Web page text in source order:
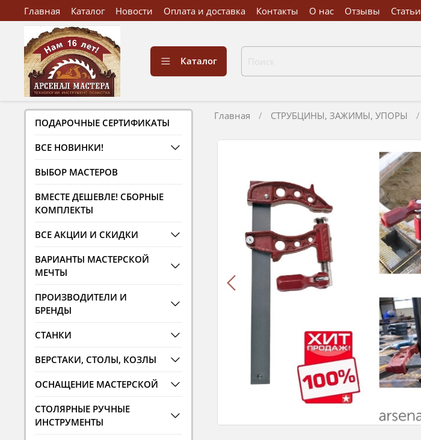
Главная Каталог Новости Оплата и доставка Контакты О нас Отзывы Статьи
Каталог
Главная СТРУБЦИНЫ, ЗАЖИМЫ, УПОРЫ
ПОДАРОЧНЫЕ СЕРТИФИКАТЫ
ВСЕ НОВИНКИ!
ВЫБОР МАСТЕРОВ
ВМЕСТЕ ДЕШЕВЛЕ! СБОРНЫЕ
КОМПЛЕКТЫ
ВСЕ АКЦИИ И СКИДКИ
ВАРИАНТЫ МАСТЕРСКОЙ
МЕЧТЫ
ПРОИЗВОДИТЕЛИ И
БРЕНДЫ
СТАНКИ
ВЕРСТАКИ, СТОЛЫ, КОЗЛЫ
ОСНАЩЕНИЕ МАСТЕРСКОЙ
СТОЛЯРНЫЕ РУЧНЫЕ
ИНСТРУМЕНТЫ